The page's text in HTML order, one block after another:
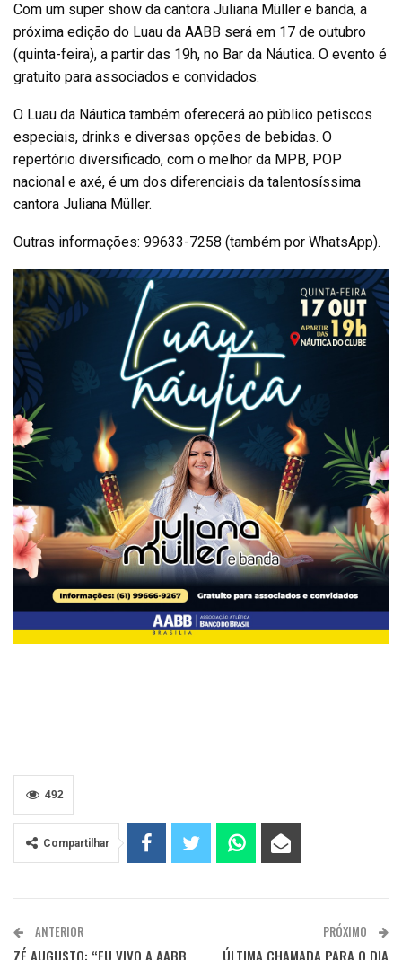
Com um super show da cantora Juliana Müller e banda, a
próxima edição do Luau da AABB será em 17 de outubro
(quinta-feira), a partir das 19h, no Bar da Náutica. O evento é
gratuito para associados e convidados.
O Luau da Náutica também oferecerá ao público petiscos
especiais, drinks e diversas opções de bebidas. O
repertório diversificado, com o melhor da MPB, POP
nacional e axé, é um dos diferenciais da talentosíssima
cantora Juliana Müller.
Outras informações: 99633-7258 (também por WhatsApp).
492
Compartilhar
ANTERIOR
ZÉ AUGUSTO: “EU VIVO A AABB
PRÓXIMO
ÚLTIMA CHAMADA PARA O DIA